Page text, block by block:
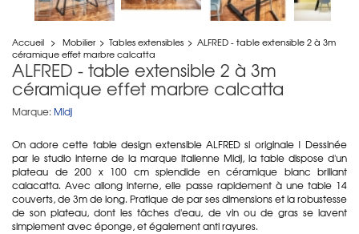
Accueil > Mobilier > Tables extensibles > ALFRED - table extensible 2 à 3m
céramique effet marbre calcatta
ALFRED - table extensible 2 à 3m
céramique effet marbre calcatta
Marque: Midj
On adore cette table design extensible ALFRED si originale ! Dessinée
par le studio interne de la marque italienne Midj, la table dispose d'un
plateau de 200 x 100 cm splendide en céramique blanc brillant
calacatta. Avec allong interne, elle passe rapidement à une table 14
couverts, de 3m de long. Pratique de par ses dimensions et la robustesse
de son plateau, dont les tâches d'eau, de vin ou de gras se lavent
simplement avec éponge, et également anti rayures.